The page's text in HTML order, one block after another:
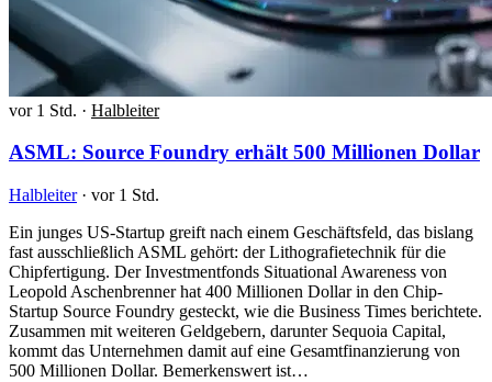
vor 1 Std. · Halbleiter
ASML: Source Foundry erhält 500 Millionen Dollar
Halbleiter · vor 1 Std.
Ein junges US-Startup greift nach einem Geschäftsfeld, das bislang
fast ausschließlich ASML gehört: der Lithografietechnik für die
Chipfertigung. Der Investmentfonds Situational Awareness von
Leopold Aschenbrenner hat 400 Millionen Dollar in den Chip-
Startup Source Foundry gesteckt, wie die Business Times berichtete.
Zusammen mit weiteren Geldgebern, darunter Sequoia Capital,
kommt das Unternehmen damit auf eine Gesamtfinanzierung von
500 Millionen Dollar. Bemerkenswert ist…